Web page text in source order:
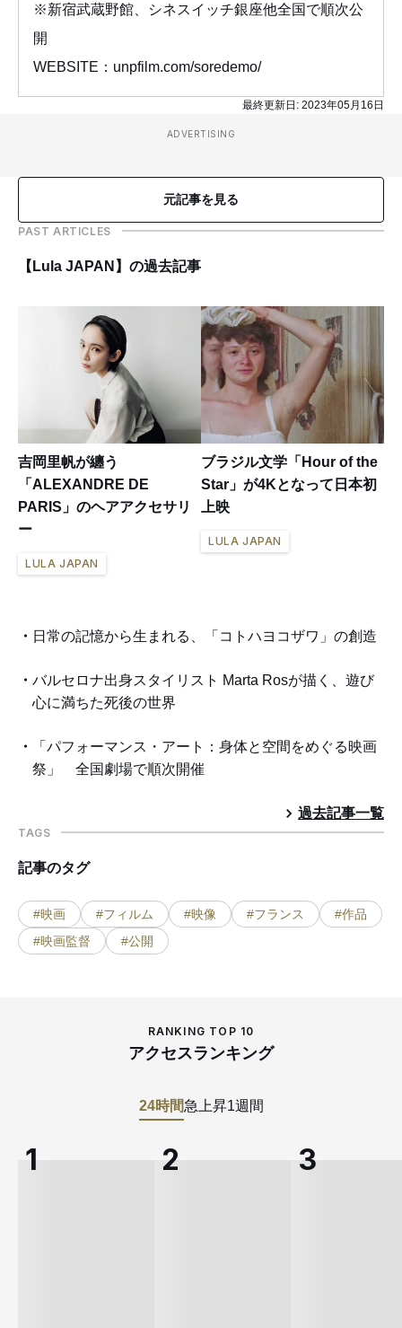
※新宿武蔵野館、シネスイッチ銀座他全国で順次公
開
WEBSITE：unpfilm.com/soredemo/
最終更新日: 2023年05月16日
ADVERTISING
元記事を見る
PAST ARTICLES
【Lula JAPAN】の過去記事
吉岡里帆が纏う
「ALEXANDRE DE
PARIS」のヘアアクセサリ
ー
LULA JAPAN
ブラジル文学「Hour of the
Star」が4Kとなって日本初
上映
LULA JAPAN
日常の記憶から生まれる、「コトハヨコザワ」の創造
バルセロナ出身スタイリスト Marta Rosが描く、遊び
心に満ちた死後の世界
「パフォーマンス・アート：身体と空間をめぐる映画
祭」 全国劇場で順次開催
過去記事一覧
TAGS
記事のタグ
#映画 #フィルム #映像 #フランス
#作品
#映画監督
#公開
RANKING TOP 10
アクセスランキング
24時間急上昇1週間